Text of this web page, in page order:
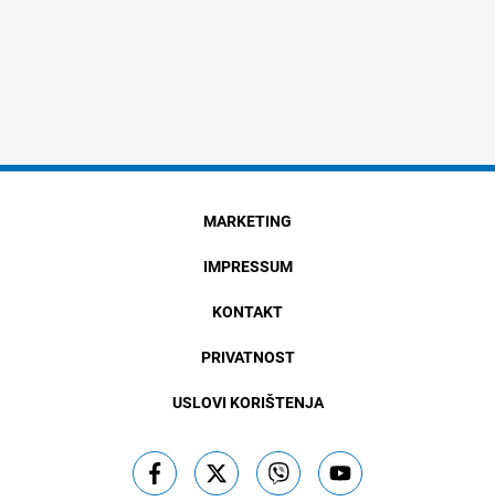
MARKETING
IMPRESSUM
KONTAKT
PRIVATNOST
USLOVI KORIŠTENJA